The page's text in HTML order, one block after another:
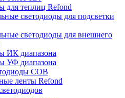
для теплиц Refond
светодиоды для подсветки
светодиоды для внешнего
ИК диапазона
УФ диапазона
COB
ленты Refond